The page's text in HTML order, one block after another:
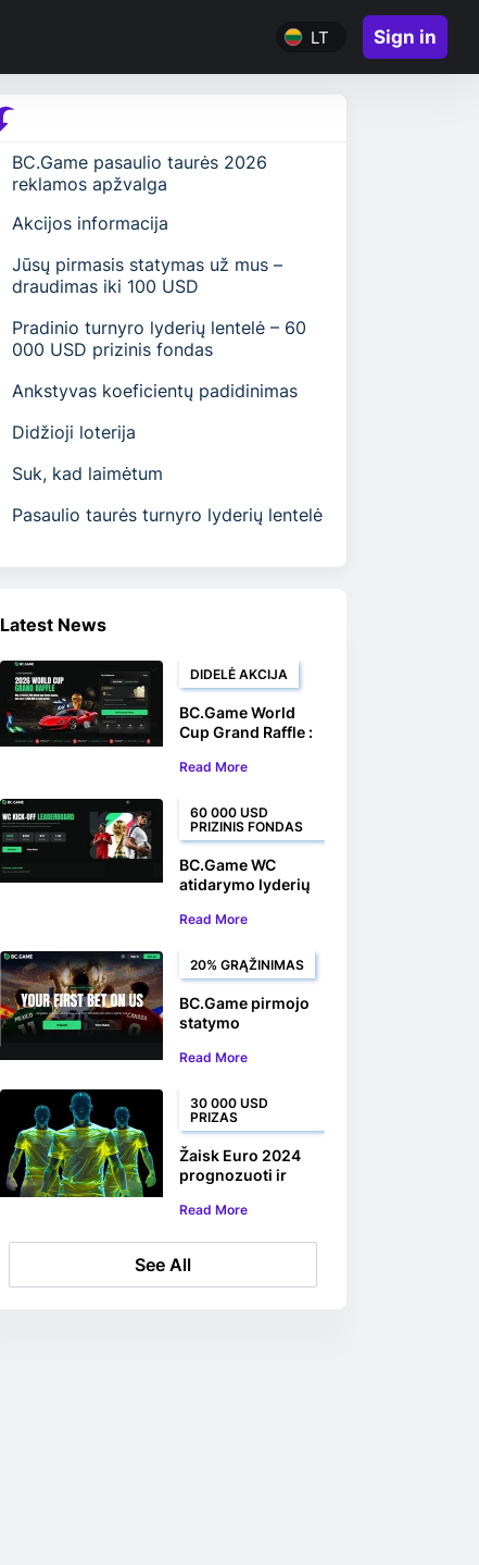
LT Sign in
BC.Game pasaulio taurės 2026
reklamos apžvalga
Akcijos informacija
Jūsų pirmasis statymas už mus –
draudimas iki 100 USD
Pradinio turnyro lyderių lentelė – 60
000 USD prizinis fondas
Ankstyvas koeficientų padidinimas
Didžioji loterija
Suk, kad laimėtum
Pasaulio taurės turnyro lyderių lentelė
Latest News
DIDELĖ AKCIJA
BC.Game World
Cup Grand Raffle :
000 000 USD
Read More
60 000 USD
PRIZINIS FONDAS
BC.Game WC
atidarymo lyderių
dėl 60 000 USD
laimėti
lažindamiesi
eSoccer futbolu
Read More
20% GRĄŽINIMAS
BC.Game pirmojo
statymo
iki 100 USD atgal už
statymą dėl
pasaulio
čempionato
Read More
30 000 USD
PRIZAS
Žaisk Euro 2024
prognozuoti ir
Read More
See All